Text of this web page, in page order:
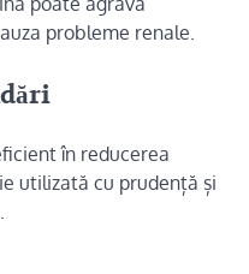
probleme renale.
în reducerea
utilizată cu prudență și